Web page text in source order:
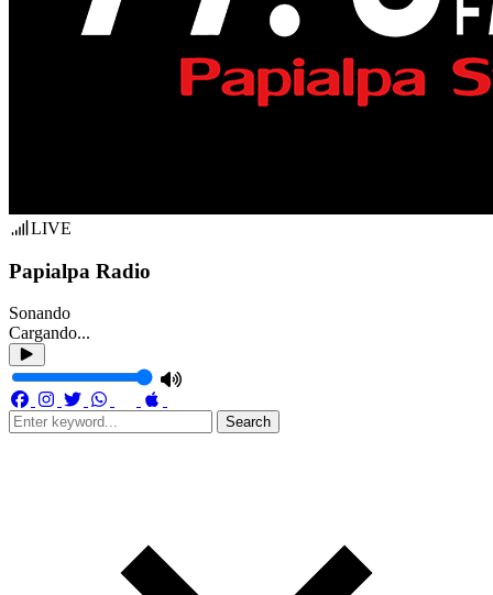
LIVE
Papialpa Radio
Sonando
Cargando...
Search